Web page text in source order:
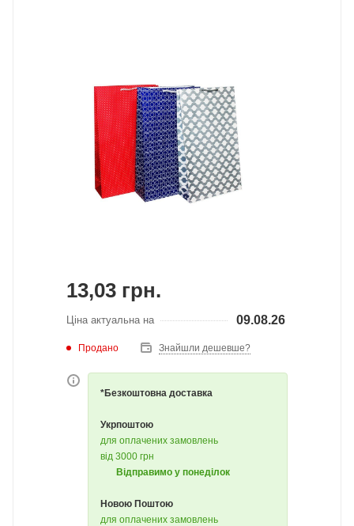
13,03 грн.
Ціна актуальна на 09.08.26
Продано Знайшли дешевше?
*Безкоштовна доставка
Укрпоштою
для оплачених замовлень
від 3000 грн
Відправимо у понеділок
Новою Поштою
для оплачених замовлень